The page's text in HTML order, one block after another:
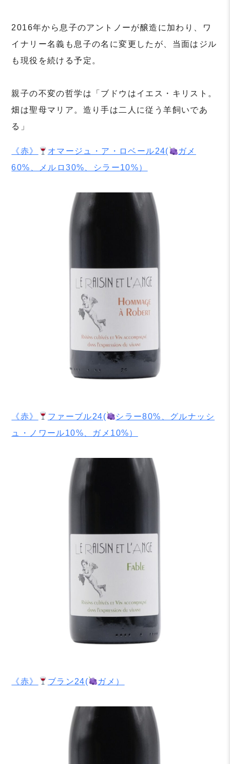
2016年から息子のアントノーが醸造に加わり、ワ
イナリー名義も息子の名に変更したが、当面はジル
も現役を続ける予定。
親子の不変の哲学は「ブドウはイエス・キリスト。
畑は聖母マリア。造り手は二人に従う羊飼いであ
る」
《赤》 オマージュ・ア・ロベール24(
ガメ
60%、メルロ30%、シラー10%）
《赤》 ファーブル24(
シラー80%、グルナッシ
ュ・ノワール10%、ガメ10%）
《赤》 ブラン24( ガメ）